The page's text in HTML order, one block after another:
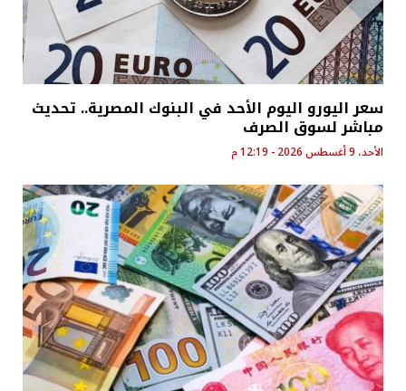
سعر اليورو اليوم الأحد في البنوك المصرية.. تحديث
مباشر لسوق الصرف
الأحد، 9 أغسطس 2026 - 12:19 م